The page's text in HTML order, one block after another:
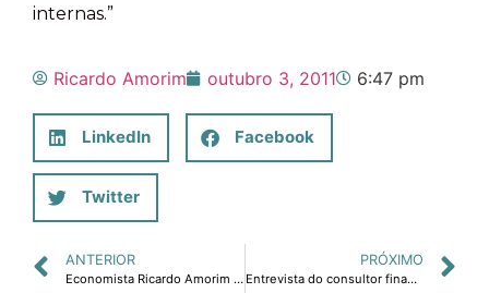
internas.”
Ricardo Amorim outubro 3, 2011 6:47 pm
LinkedIn Facebook
Twitter
ANTERIOR
Economista Ricardo Amorim prevê piora da crise na Europa com impactos negativos no agronegócio brasileiro.
PRÓXIMO
Entrevista do consultor financeiro Ricardo Amorim ao programa Inovação Verde sobre sustentabilidade, economia e inovação.